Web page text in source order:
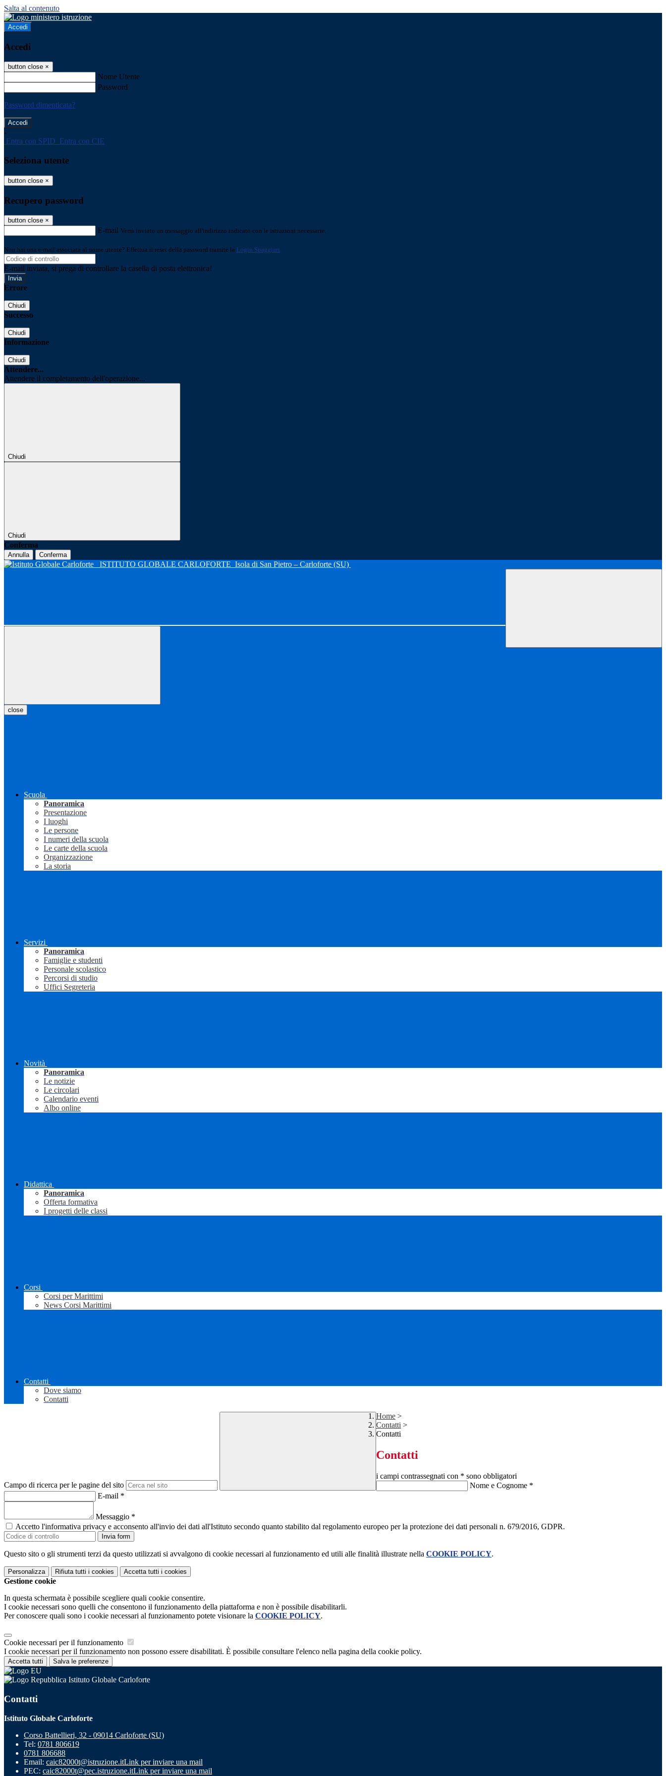
Salta al contenuto
Accedi
Accedi
button close ×
Nome Utente
Password
Password dimenticata?
-
Entra con SPID Entra con CIE
Seleziona utente
button close ×
Recupero password
button close ×
E-mail Verrà inviato un messaggio all'indirizzo indicato con le istruzioni necessarie.
Non hai una e-mail associata al nome utente? Effettua il reset della password tramite la Login Spaggiari
E-mail inviata, si prega di controllare la casella di posta elettronica!
Errore
Chiudi
Successo
Chiudi
Informazione
Chiudi
Attendere...
Attendere il completamento dell'operazione...
Chiudi
Chiudi
Conferma
Annulla Conferma
ISTITUTO GLOBALE CARLOFORTE Isola di San Pietro – Carloforte (SU)
close
Scuola
Panoramica
Presentazione
I luoghi
Le persone
I numeri della scuola
Le carte della scuola
Organizzazione
La storia
Servizi
Panoramica
Famiglie e studenti
Personale scolastico
Percorsi di studio
Uffici Segreteria
Novità
Panoramica
Le notizie
Le circolari
Calendario eventi
Albo online
Didattica
Panoramica
Offerta formativa
I progetti delle classi
Corsi
Corsi per Marittimi
News Corsi Marittimi
Contatti
Dove siamo
Contatti
Campo di ricerca per le pagine del sito
Home >
Contatti >
Contatti
Contatti
i campi contrassegnati con * sono obbligatori
Nome e Cognome *
E-mail *
Messaggio *
Accetto l'informativa privacy e acconsento all'invio dei dati all'Istituto secondo quanto stabilito dal regolamento europeo per la protezione dei dati personali n. 679/2016, GDPR.
Invia form
Questo sito o gli strumenti terzi da questo utilizzati si avvalgono di cookie necessari al funzionamento ed utili alle finalità illustrate nella COOKIE POLICY.
Personalizza Rifiuta tutti i cookies Accetta tutti i cookies
Gestione cookie
In questa schermata è possibile scegliere quali cookie consentire.
I cookie necessari sono quelli che consentono il funzionamento della piattaforma e non è possibile disabilitarli.
Per conoscere quali sono i cookie necessari al funzionamento potete visionare la COOKIE POLICY.
Cookie necessari per il funzionamento
I cookie necessari per il funzionamento non possono essere disabilitati. È possibile consultare l'elenco nella pagina della cookie policy.
Accetta tutti Salva le preferenze
Istituto Globale Carloforte
Contatti
Istituto Globale Carloforte
Corso Battellieri, 32 - 09014 Carloforte (SU)
Tel: 0781 806619
0781 806688
Email: caic82000t@istruzione.itLink per inviare una mail
PEC: caic82000t@pec.istruzione.itLink per inviare una mail